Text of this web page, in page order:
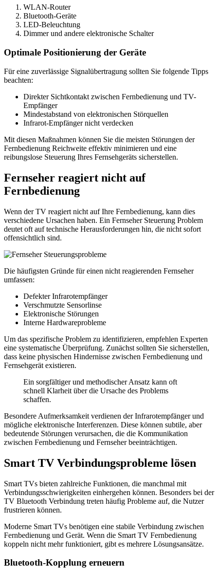
WLAN-Router
Bluetooth-Geräte
LED-Beleuchtung
Dimmer und andere elektronische Schalter
Optimale Positionierung der Geräte
Für eine zuverlässige Signalübertragung sollten Sie folgende Tipps
beachten:
Direkter Sichtkontakt zwischen Fernbedienung und TV-
Empfänger
Mindestabstand von elektronischen Störquellen
Infrarot-Empfänger nicht verdecken
Mit diesen Maßnahmen können Sie die meisten Störungen der
Fernbedienung Reichweite effektiv minimieren und eine
reibungslose Steuerung Ihres Fernsehgeräts sicherstellen.
Fernseher reagiert nicht auf
Fernbedienung
Wenn der TV reagiert nicht auf Ihre Fernbedienung, kann dies
verschiedene Ursachen haben. Ein Fernseher Steuerung Problem
deutet oft auf technische Herausforderungen hin, die nicht sofort
offensichtlich sind.
Die häufigsten Gründe für einen nicht reagierenden Fernseher
umfassen:
Defekter Infrarotempfänger
Verschmutzte Sensorlinse
Elektronische Störungen
Interne Hardwareprobleme
Um das spezifische Problem zu identifizieren, empfehlen Experten
eine systematische Überprüfung. Zunächst sollten Sie sicherstellen,
dass keine physischen Hindernisse zwischen Fernbedienung und
Fernsehgerät existieren.
Ein sorgfältiger und methodischer Ansatz kann oft
schnell Klarheit über die Ursache des Problems
schaffen.
Besondere Aufmerksamkeit verdienen der Infrarotempfänger und
mögliche elektronische Interferenzen. Diese können subtile, aber
bedeutende Störungen verursachen, die die Kommunikation
zwischen Fernbedienung und Fernseher beeinträchtigen.
Smart TV Verbindungsprobleme lösen
Smart TVs bieten zahlreiche Funktionen, die manchmal mit
Verbindungsschwierigkeiten einhergehen können. Besonders bei der
TV Bluetooth Verbindung treten häufig Probleme auf, die Nutzer
frustrieren können.
Moderne Smart TVs benötigen eine stabile Verbindung zwischen
Fernbedienung und Gerät. Wenn die Smart TV Fernbedienung
koppeln nicht mehr funktioniert, gibt es mehrere Lösungsansätze.
Bluetooth-Kopplung erneuern